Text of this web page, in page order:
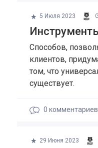
5 Июля 2023
Способов,
клиентов,
том, что
существует.
0 комментариев
29 Июня 2023